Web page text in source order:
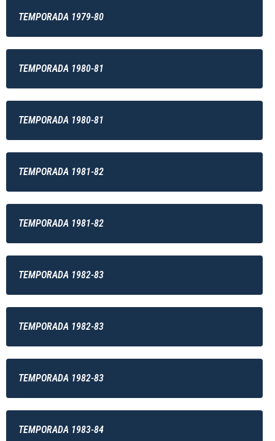
TEMPORADA 1979-80
TEMPORADA 1980-81
TEMPORADA 1980-81
TEMPORADA 1981-82
TEMPORADA 1981-82
TEMPORADA 1982-83
TEMPORADA 1982-83
TEMPORADA 1982-83
TEMPORADA 1983-84